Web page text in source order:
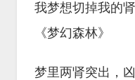
我梦想切掉我的
《梦幻森林》
梦里两肾突出，